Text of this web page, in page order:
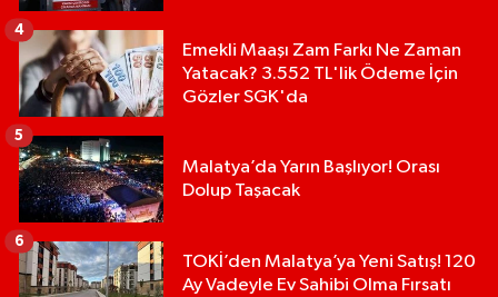
Emekli Maaşı Zam Farkı Ne Zaman
Yatacak? 3.552 TL'lik Ödeme İçin
Gözler SGK'da
4
Malatya’da Yarın Başlıyor! Orası
Dolup Taşacak
5
TOKİ’den Malatya’ya Yeni Satış! 120
Ay Vadeyle Ev Sahibi Olma Fırsatı
6